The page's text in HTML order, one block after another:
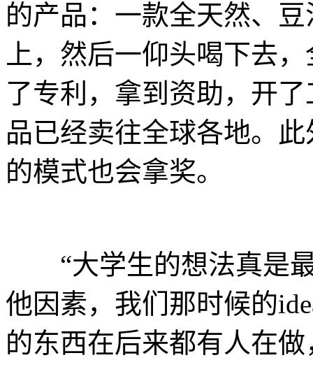
的产品：一款全天然、
上，然后一仰头喝下去
了专利，拿到资助，开
品已经卖往全球各地。
的模式也会拿奖。
“大学生的想法真是最
他因素，我们那时候的
的东西在后来都有人在